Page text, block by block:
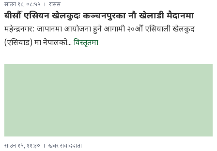
साउन १८, ०८:५५ रासस
बीसौँ एसियन खेलकुदः कञ्चनपुरका नौ खेलाडी मैदानमा
महेन्द्रनगर: जापानमा आयोजना हुने आगामी २०औँ एसियाली खेलकुद
(एसियाड) मा नेपालको... विस्तृतमा
साउन १५, ११:३० खबर संवाददाता